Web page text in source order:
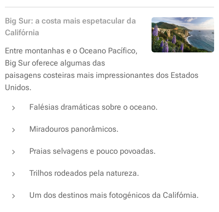
Big Sur: a costa mais espetacular da
Califórnia
Entre montanhas e o Oceano Pacífico,
Big Sur oferece algumas das
paisagens costeiras mais impressionantes dos Estados
Unidos.
Falésias dramáticas sobre o oceano.
Miradouros panorâmicos.
Praias selvagens e pouco povoadas.
Trilhos rodeados pela natureza.
Um dos destinos mais fotogénicos da Califórnia.